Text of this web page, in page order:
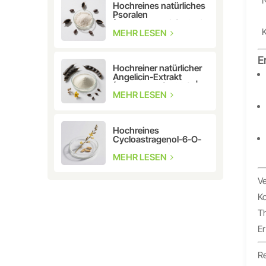
Hochreines natürliches
Psoralen
(Furanocumarin) ≥98 %
| CAS 66-97-7 |
MEHR LESEN
Hochreiner natürlicher
Angelicin-Extrakt
(Isopsoralen) ≥98 % |
Forschungs- und
MEHR LESEN
Hochreines
Cycloastragenol-6-O-
β-D-glucosid (CAS
86764-12-7)
MEHR LESEN